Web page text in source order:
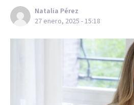
Natalia Pérez
27 enero, 2025 - 15:18